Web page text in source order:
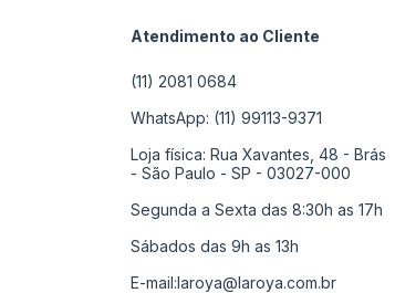
Atendimento ao Cliente
(11) 2081 0684
WhatsApp: (11) 99113-9371
Loja física: Rua Xavantes, 48 - Brás
- São Paulo - SP - 03027-000
Segunda a Sexta das 8:30h as 17h
Sábados das 9h as 13h
E-mail:laroya@laroya.com.br